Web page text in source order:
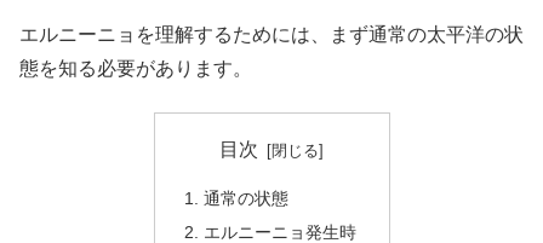
エルニーニョを理解するためには、まず通常の太平洋の状
態を知る必要があります。
目次
通常の状態
エルニーニョ発生時